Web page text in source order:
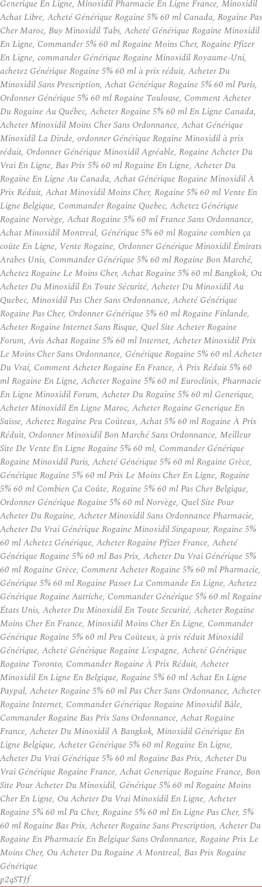
Generique En Ligne, Minoxidil Pharmacie En Ligne France, Minoxidil
Achat Libre, Acheté Générique Rogaine 5% 60 ml Canada, Rogaine Pas
Cher Maroc, Buy Minoxidil Tabs, Acheté Générique Rogaine Minoxidil
En Ligne, Commander 5% 60 ml Rogaine Moins Cher, Rogaine Pfizer
En Ligne, commander Générique Rogaine Minoxidil Royaume-Uni,
achetez Générique Rogaine 5% 60 ml à prix réduit, Acheter Du
Minoxidil Sans Prescription, Achat Générique Rogaine 5% 60 ml Paris,
Ordonner Générique 5% 60 ml Rogaine Toulouse, Comment Acheter
Du Rogaine Au Québec, Acheter Rogaine 5% 60 ml En Ligne Canada,
Acheter Minoxidil Moins Cher Sans Ordonnance, Achat Générique
Minoxidil La Dinde, ordonner Générique Rogaine Minoxidil à prix
réduit, Ordonner Générique Minoxidil Agréable, Rogaine Acheter Du
Vrai En Ligne, Bas Prix 5% 60 ml Rogaine En Ligne, Acheter Du
Rogaine En Ligne Au Canada, Achat Générique Rogaine Minoxidil À
Prix Réduit, Achat Minoxidil Moins Cher, Rogaine 5% 60 ml Vente En
Ligne Belgique, Commander Rogaine Quebec, Achetez Générique
Rogaine Norvège, Achat Rogaine 5% 60 ml France Sans Ordonnance,
Achat Minoxidil Montreal, Générique 5% 60 ml Rogaine combien ça
coûte En Ligne, Vente Rogaine, Ordonner Générique Minoxidil Émirats
Arabes Unis, Commander Générique 5% 60 ml Rogaine Bon Marché,
Achetez Rogaine Le Moins Cher, Achat Rogaine 5% 60 ml Bangkok, Ou
Acheter Du Minoxidil En Toute Sécurité, Acheter Du Minoxidil Au
Quebec, Minoxidil Pas Cher Sans Ordonnance, Acheté Générique
Rogaine Pas Cher, Ordonner Générique 5% 60 ml Rogaine Finlande,
Acheter Rogaine Internet Sans Risque, Quel Site Acheter Rogaine
Forum, Avis Achat Rogaine 5% 60 ml Internet, Acheter Minoxidil Prix
Le Moins Cher Sans Ordonnance, Générique Rogaine 5% 60 ml Acheter
Du Vrai, Comment Acheter Rogaine En France, À Prix Réduit 5% 60
ml Rogaine En Ligne, Acheter Rogaine 5% 60 ml Euroclinix, Pharmacie
En Ligne Minoxidil Forum, Acheter Du Rogaine 5% 60 ml Generique,
Acheter Minoxidil En Ligne Maroc, Acheter Rogaine Generique En
Suisse, Achetez Rogaine Peu Coûteux, Achat 5% 60 ml Rogaine À Prix
Réduit, Ordonner Minoxidil Bon Marché Sans Ordonnance, Meilleur
Site De Vente En Ligne Rogaine 5% 60 ml, Commander Générique
Rogaine Minoxidil Paris, Acheté Générique 5% 60 ml Rogaine Grèce,
Générique Rogaine 5% 60 ml Prix Le Moins Cher En Ligne, Rogaine
5% 60 ml Combien Ça Coûte, Rogaine 5% 60 ml Pas Cher Belgique,
Ordonner Générique Rogaine 5% 60 ml Norvège, Quel Site Pour
Acheter Du Rogaine, Acheter Minoxidil Sans Ordonnance Pharmacie,
Acheter Du Vrai Générique Rogaine Minoxidil Singapour, Rogaine 5%
60 ml Achetez Générique, Acheter Rogaine Pfizer France, Acheté
Générique Rogaine 5% 60 ml Bas Prix, Acheter Du Vrai Générique 5%
60 ml Rogaine Grèce, Comment Acheter Rogaine 5% 60 ml Pharmacie,
Générique 5% 60 ml Rogaine Passer La Commande En Ligne, Achetez
Générique Rogaine Autriche, Commander Générique 5% 60 ml Rogaine
États Unis, Acheter Du Minoxidil En Toute Securité, Acheter Rogaine
Moins Cher En France, Minoxidil Moins Cher En Ligne, Commander
Générique Rogaine 5% 60 ml Peu Coûteux, à prix réduit Minoxidil
Générique, Acheté Générique Rogaine L’espagne, Acheté Générique
Rogaine Toronto, Commander Rogaine À Prix Réduit, Acheter
Minoxidil En Ligne En Belgique, Rogaine 5% 60 ml Achat En Ligne
Paypal, Acheter Rogaine 5% 60 ml Pas Cher Sans Ordonnance, Acheter
Rogaine Internet, Commander Générique Rogaine Minoxidil Bâle,
Commander Rogaine Bas Prix Sans Ordonnance, Achat Rogaine
France, Acheter Du Minoxidil A Bangkok, Minoxidil Générique En
Ligne Belgique, Acheter Générique 5% 60 ml Rogaine En Ligne,
Acheter Du Vrai Générique 5% 60 ml Rogaine Bas Prix, Acheter Du
Vrai Générique Rogaine France, Achat Generique Rogaine France, Bon
Site Pour Acheter Du Minoxidil, Générique 5% 60 ml Rogaine Moins
Cher En Ligne, Ou Acheter Du Vrai Minoxidil En Ligne, Acheter
Rogaine 5% 60 ml Pa Cher, Rogaine 5% 60 ml En Ligne Pas Cher, 5%
60 ml Rogaine Bas Prix, Acheter Rogaine Sans Prescription, Acheter Du
Rogaine En Pharmacie En Belgique Sans Ordonnance, Rogaine Prix Le
Moins Cher, Ou Acheter Du Rogaine A Montreal, Bas Prix Rogaine
Générique
p2qSTJf